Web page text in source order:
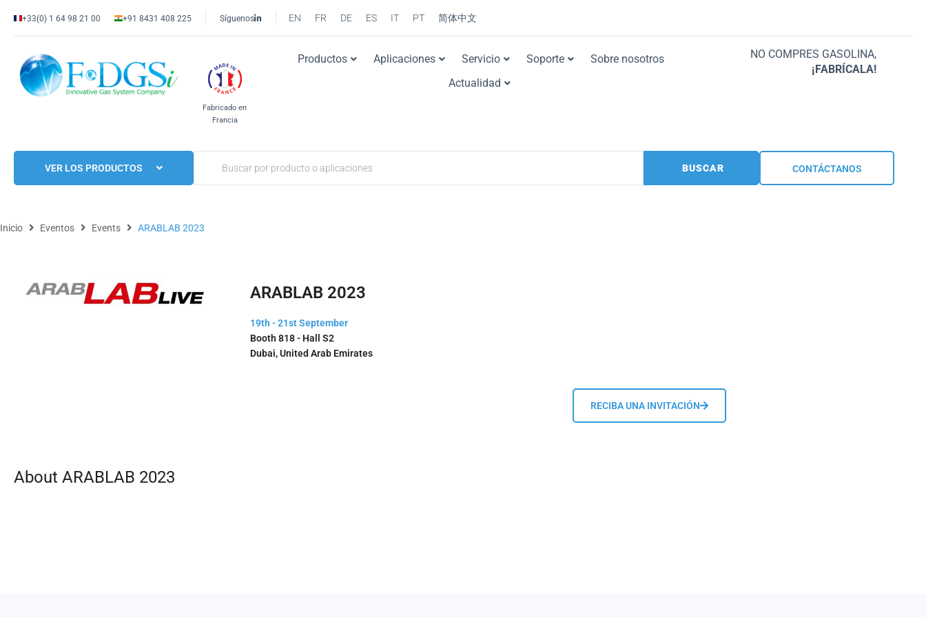
+33(0) 1 64 98 21 00 +91 8431 408 225 Síguenos EN FR DE ES IT PT 简体中文
Fabricado en
Francia
Productos Aplicaciones Servicio Soporte
Sobre nosotros
Actualidad
NO COMPRES GASOLINA,
¡FABRÍCALA!
VER LOS PRODUCTOS BUSCAR CONTÁCTANOS
Inicio Eventos Events ARABLAB 2023
ARABLAB 2023
19th - 21st September
Booth 818 - Hall S2
Dubai, United Arab Emirates
RECIBA UNA INVITACIÓN
About ARABLAB 2023